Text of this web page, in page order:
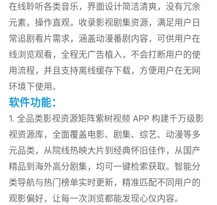
在线聆听各类音乐，界面设计简洁清爽，没有冗余
元素，操作直观，收录影视剧集资源，满足用户日
常追剧看片需求，涵盖动漫番剧内容，可供用户在
线浏览观看，全程无广告植入，不会打断用户的使
用流程，并且支持离线缓存下载，方便用户在无网
环境下使用。
软件功能：
1. 全品类影视资源矩阵紫树视频 APP 构建千万级影
视资源库，全面覆盖电影、剧集、综艺、动漫等多
元品类，从院线热映大片到经典怀旧佳作，从国产
精品到海外高分剧集，均可一键检索获取。智能分
类导航与热门榜单实时更新，精准匹配不同用户的
观影偏好，让每一次浏览都能发现心仪内容。